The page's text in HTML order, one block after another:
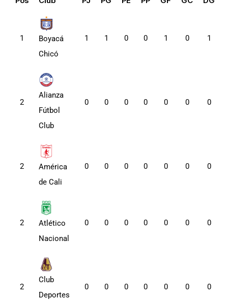
1
Boyacá
Chicó
1 1 0 0 1 0 1
2
Alianza
Fútbol
Club
0 0 0 0 0 0 0
2
América
de Cali
0 0 0 0 0 0 0
2
Atlético
Nacional
0 0 0 0 0 0 0
2
Club
Deportes
0 0 0 0 0 0 0